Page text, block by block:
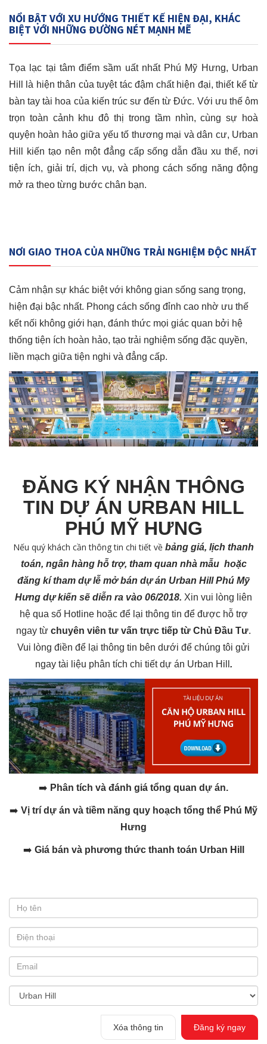
NỔI BẬT VỚI XU HƯỚNG THIẾT KẾ HIỆN ĐẠI, KHÁC
BIỆT VỚI NHỮNG ĐƯỜNG NÉT MẠNH MẼ
Tọa lạc tại tâm điểm sầm uất nhất Phú Mỹ Hưng, Urban
Hill là hiện thân của tuyệt tác đậm chất hiện đại, thiết kế từ
bàn tay tài hoa của kiến trúc sư đến từ Đức. Với ưu thế ôm
trọn toàn cảnh khu đô thị trong tầm nhìn, cùng sự hoà
quyện hoàn hảo giữa yếu tố thương mại và dân cư, Urban
Hill kiến tạo nên một đẳng cấp sống dẫn đầu xu thế, nơi
tiện ích, giải trí, dịch vụ, và phong cách sống năng động
mở ra theo từng bước chân bạn.
NƠI GIAO THOA CỦA NHỮNG TRẢI NGHIỆM ĐỘC NHẤT
Cảm nhận sự khác biệt với không gian sống sang trọng,
hiện đại bậc nhất. Phong cách sống đỉnh cao nhờ ưu thế
kết nối không giới hạn, đánh thức mọi giác quan bởi hệ
thống tiện ích hoàn hảo, tạo trải nghiệm sống đặc quyền,
liền mạch giữa tiện nghi và đẳng cấp.
ĐĂNG KÝ NHẬN THÔNG
TIN DỰ ÁN URBAN HILL
PHÚ MỸ HƯNG
Nếu quý khách cần thông tin chi tiết về bảng giá, lịch thanh
toán, ngân hàng hỗ trợ, tham quan nhà mẫu hoặc
đăng kí tham dự lễ mở bán dự án Urban Hill Phú Mỹ
Hưng dự kiến sẽ diễn ra vào 06/2018. Xin vui lòng liên
hệ qua số Hotline hoặc để lại thông tin để được hỗ trợ
ngay từ chuyên viên tư vấn trực tiếp từ Chủ Đầu Tư.
Vui lòng điền để lại thông tin bên dưới để chúng tôi gửi
ngay tài liệu phân tích chi tiết dự án Urban Hill .
➡️ Phân tích và đánh giá tổng quan dự án.
➡️ Vị trí dự án và tiềm năng quy hoạch tổng thể Phú Mỹ
Hưng
➡️ Giá bán và phương thức thanh toán Urban Hill
Xóa thông tin Đăng ký ngay